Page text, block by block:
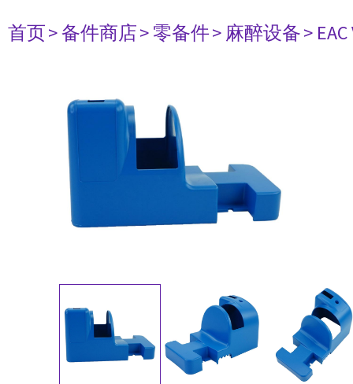
首页> 备件商店> 零备件> 麻醉设备>